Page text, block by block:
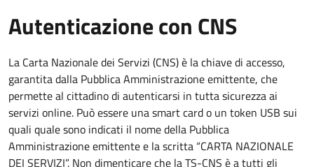
Autenticazione con CNS
La Carta Nazionale dei Servizi (CNS) è la chiave di accesso,
garantita dalla Pubblica Amministrazione emittente, che
permette al cittadino di autenticarsi in tutta sicurezza ai
servizi online. Può essere una smart card o un token USB sui
quali quale sono indicati il nome della Pubblica
Amministrazione emittente e la scritta “CARTA NAZIONALE
DEI SERVIZI”. Non dimenticare che la TS-CNS è a tutti gli